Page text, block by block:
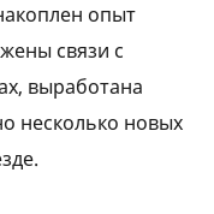
опыт
связи с
выработана
несколько новых